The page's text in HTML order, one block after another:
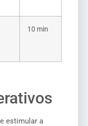
10 min
estimular a